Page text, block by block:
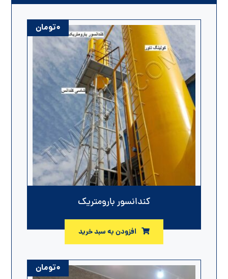
کندانسور بارومتریک
۰تومان
افزودن به سبد خرید
۰تومان